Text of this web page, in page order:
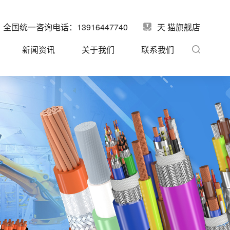
全国统一咨询电话：13916447740
天 猫旗舰店
新闻资讯
关于我们 联系我们